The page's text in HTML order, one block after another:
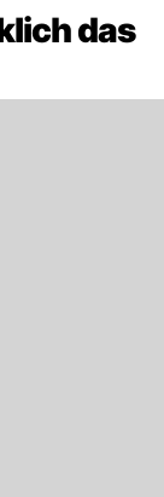
das